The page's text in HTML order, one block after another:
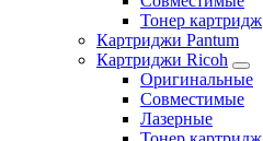
Тонер картридж
Картриджи Pantum
Картриджи Ricoh
Оригинальные
Совместимые
Лазерные